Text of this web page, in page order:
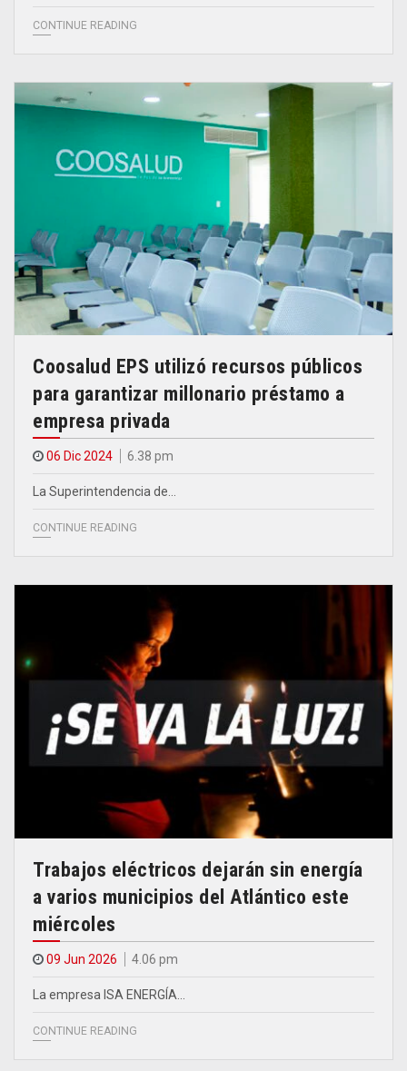
CONTINUE READING
Coosalud EPS utilizó recursos públicos
para garantizar millonario préstamo a
empresa privada
06 Dic 2024 6.38 pm
La Superintendencia de…
CONTINUE READING
Trabajos eléctricos dejarán sin energía
a varios municipios del Atlántico este
miércoles
09 Jun 2026 4.06 pm
La empresa ISA ENERGÍA…
CONTINUE READING